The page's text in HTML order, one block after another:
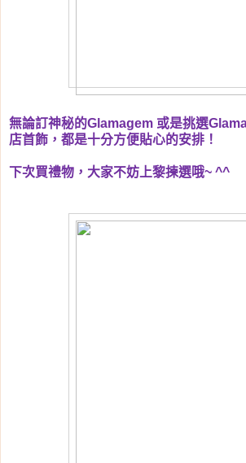
無論訂神秘的Glamagem 或是挑選
店首飾，都是十分方便貼心的安排！
下次買禮物，大家不妨上黎揀選哦~ ^^